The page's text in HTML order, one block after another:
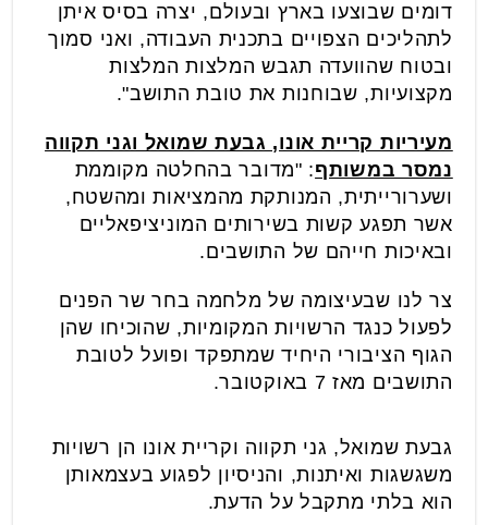
דומים שבוצעו בארץ ובעולם, יצרה בסיס איתן
לתהליכים הצפויים בתכנית העבודה, ואני סמוך
ובטוח שהוועדה תגבש המלצות המלצות
מקצועיות, שבוחנות את טובת התושב".
מעיריות קריית אונו, גבעת שמואל וגני תקווה
נמסר במשותף: "מדובר בהחלטה מקוממת
ושערורייתית, המנותקת מהמציאות ומהשטח,
אשר תפגע קשות בשירותים המוניציפאליים
ובאיכות חייהם של התושבים.
צר לנו שבעיצומה של מלחמה בחר שר הפנים
לפעול כנגד הרשויות המקומיות, שהוכיחו שהן
הגוף הציבורי היחיד שמתפקד ופועל לטובת
התושבים מאז 7 באוקטובר.
גבעת שמואל, גני תקווה וקריית אונו הן רשויות
משגשגות ואיתנות, והניסיון לפגוע בעצמאותן
הוא בלתי מתקבל על הדעת.